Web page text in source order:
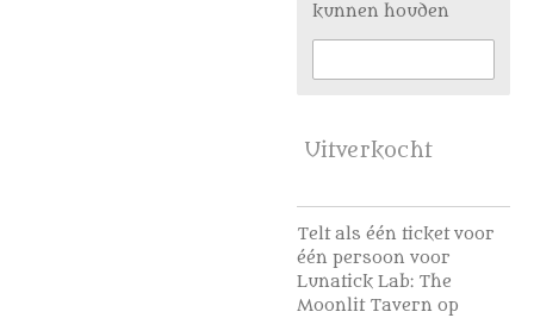
kunnen houden
Uitverkocht
Telt als één ticket voor
één persoon voor
Lunatick Lab: The
Moonlit Tavern op